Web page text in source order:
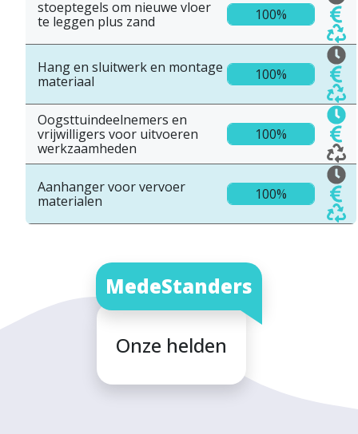
stoeptegels om nieuwe vloer
te leggen plus zand
100%
Hang en sluitwerk en montage
materiaal
100%
Oogsttuindeelnemers en
vrijwilligers voor uitvoeren
werkzaamheden
100%
Aanhanger voor vervoer
materialen
100%
MedeStanders
Onze helden